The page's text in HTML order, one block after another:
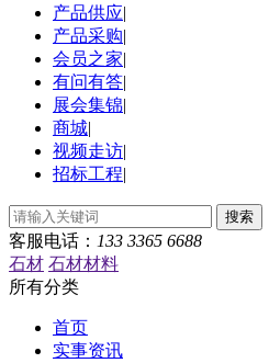
产品供应|
产品采购|
会员之家|
有问有答|
展会集锦|
商城|
视频走访|
招标工程|
客服电话： 133 3365 6688
石材 石材材料
所有分类
首页
实事资讯